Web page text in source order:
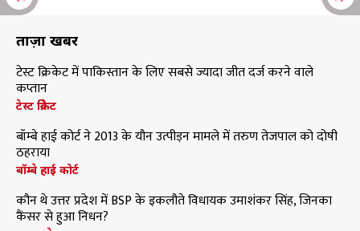
ताज़ा खबरें
टेस्ट क्रिकेट में पाकिस्तान के लिए सबसे ज्यादा जीत दर्ज करने वाले
कप्तान
टेस्ट क्रिकेट
बॉम्बे हाई कोर्ट ने 2013 के यौन उत्पीड़न मामले में तरुण तेजपाल को दोषी
ठहराया
बॉम्बे हाई कोर्ट
कौन थे उत्तर प्रदेश में BSP के इकलौते विधायक उमाशंकर सिंह, जिनका
कैंसर से हुआ निधन?